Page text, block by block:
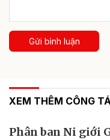
Gửi bình luận
XEM THÊM CÔNG
Phân ban Ni giới